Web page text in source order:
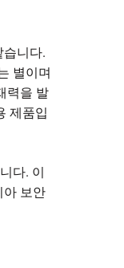
습니다.
별이며
력을 발
제품입
다. 이
아 보안